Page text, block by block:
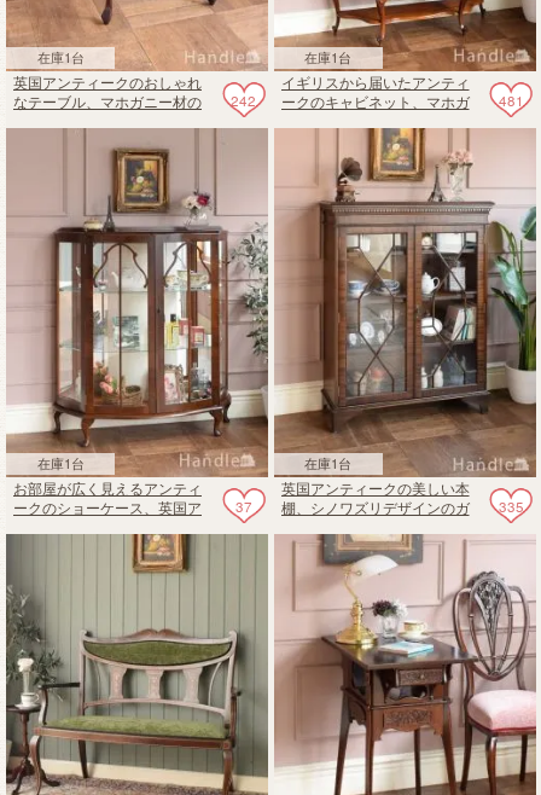
在庫1台
242
英国アンティークのおしゃれ
なテーブル、マホガニー材の
在庫1台
481
イギリスから届いたアンティ
ークのキャビネット、マホガ
在庫1台
37
お部屋が広く見えるアンティ
ークのショーケース、英国ア
在庫1台
335
英国アンティークの美しい本
棚、シノワズリデザインのガ